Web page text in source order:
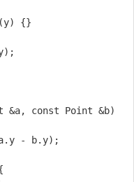
&a, const Point &b)